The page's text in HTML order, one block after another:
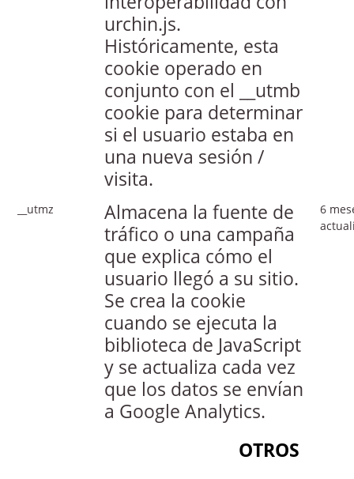
urchin.js.
Históricamente, esta
cookie operado en
conjunto con el __utmb
cookie para determinar
si el usuario estaba en
una nueva sesión /
visita.
__utmz
Almacena la fuente de
tráfico o una campaña
que explica cómo el
usuario llegó a su sitio.
Se crea la cookie
cuando se ejecuta la
biblioteca de JavaScript
y se actualiza cada vez
que los datos se envían
a Google Analytics.
6
OTROS